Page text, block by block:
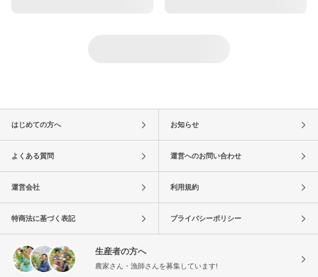
はじめての方へ お知らせ
よくある質問 運営へのお問い合わせ
運営会社 利用規約
特商法に基づく表記 プライバシーポリシー
生産者の方へ
農家さん・漁師さんを募集しています!